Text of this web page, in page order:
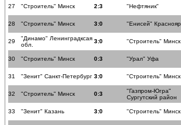
27 "Строитель" Минск 2:3 "Нефтяник"
28 "Строитель" Минск 3:0 "Енисей"
29
"Динамо" Ленинградксая
обл.
3:0 "Строитель" Минск
30 "Строитель" Минск 0:3 "Урал" Уфа
31 "Зенит" Санкт-Петербург 3:0 "Строитель" Минск
32 "Строитель" Минск 0:3
"Газпром-Югра"
Сургутский район
33 "Зенит" Казань 3:0 "Строитель" Минск